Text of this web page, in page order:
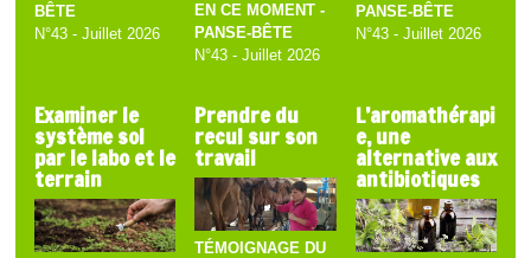
BÊTE
N°43 - Juillet 2026
EN CE MOMENT -
PANSE-BÊTE
N°43 - Juillet 2026
PANSE-BÊTE
N°43 - Juillet 2026
Examiner le
système sol
par le labo et le
terrain
Prendre du
recul sur son
travail
TÉMOIGNAGE DU
L’aromathérapi
e, une
alternative aux
antibiotiques